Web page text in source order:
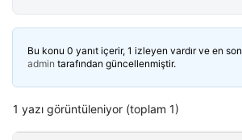
Bu konu 0 yanıt içerir, 1 izleyen vardır ve en son
admin tarafından güncellenmiştir.
1 yazı görüntüleniyor (toplam 1)